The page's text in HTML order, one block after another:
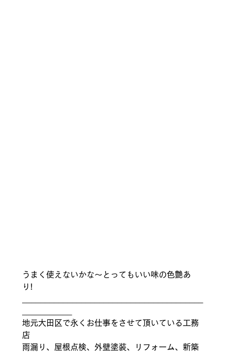
うまく使えないかな〜とってもいい味の色艶あ
り!
地元大田区で永くお仕事をさせて頂いている工務
店
雨漏り、屋根点検、外壁塗装、リフォーム、新築